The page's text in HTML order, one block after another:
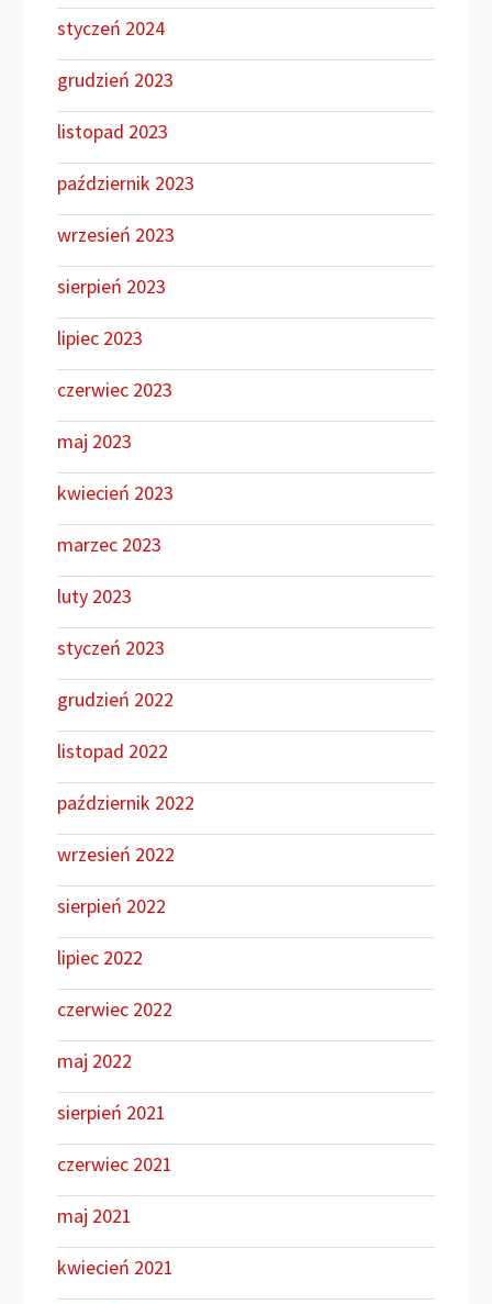
styczeń 2024
grudzień 2023
listopad 2023
październik 2023
wrzesień 2023
sierpień 2023
lipiec 2023
czerwiec 2023
maj 2023
kwiecień 2023
marzec 2023
luty 2023
styczeń 2023
grudzień 2022
listopad 2022
październik 2022
wrzesień 2022
sierpień 2022
lipiec 2022
czerwiec 2022
maj 2022
sierpień 2021
czerwiec 2021
maj 2021
kwiecień 2021